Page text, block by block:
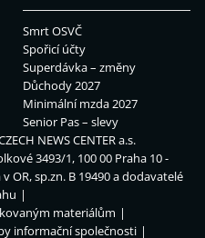
Smrt OSVČ
Spořicí účty
Superdávka – změny
Důchody 2027
Minimální mzda 2027
Senior Pas – slevy
NEWS CENTER a.s.
3493/1, 100 00 Praha 10 -
OR, sp.zn. B 19490 a dodavatelé
materiálům
informační společnosti